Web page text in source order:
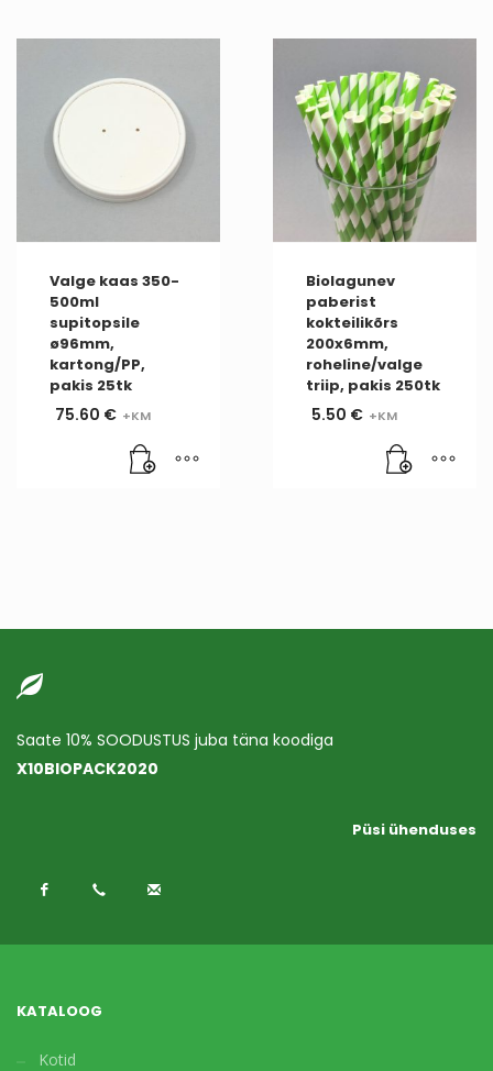
Valge kaas 350-
500ml
supitopsile
ø96mm,
kartong/PP,
pakis 25tk
75.60 €
Biolagunev
paberist
kokteilikõrs
200x6mm,
roheline/valge
triip, pakis 250tk
5.50 €
Saate 10% SOODUSTUS juba täna koodiga
X10BIOPACK2020
Püsi ühenduses
KATALOOG
Kotid